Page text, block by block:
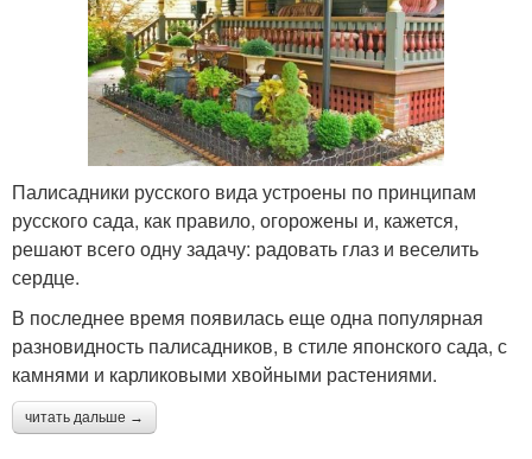
Палисадники русского вида устроены по принципам
русского сада, как правило, огорожены и, кажется,
решают всего одну задачу: радовать глаз и веселить
сердце.
В последнее время появилась еще одна популярная
разновидность палисадников, в стиле японского сада, с
камнями и карликовыми хвойными растениями.
читать дальше →